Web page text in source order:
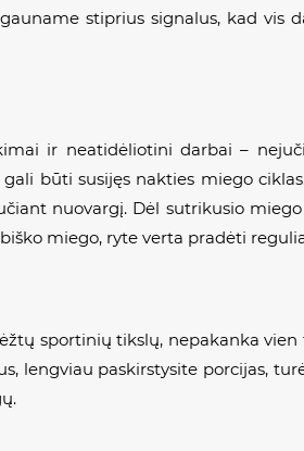
stiprius signalus, kad vis
ir neatidėliotini darbai –
būti susijęs nakties miego
nuovargį. Dėl sutrikusio miego
miego, ryte verta pradėti
sportinių tikslų, nepakanka
lengviau paskirstysite porcijas,